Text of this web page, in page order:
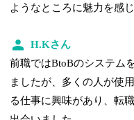
ようなところに魅力を感
H.Kさん
前職ではBtoBのシステム
ましたが、多くの人が使
る仕事に興味があり、転